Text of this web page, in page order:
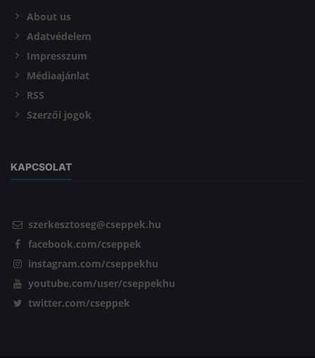
About us
Adatvédelem
Impresszum
Médiaajánlat
RSS
Szerzői jogok
KAPCSOLAT
szerkesztoseg@cseppek.hu
facebook.com/cseppek
instagram.com/cseppekhu
youtube.com/user/cseppekhu
twitter.com/cseppek